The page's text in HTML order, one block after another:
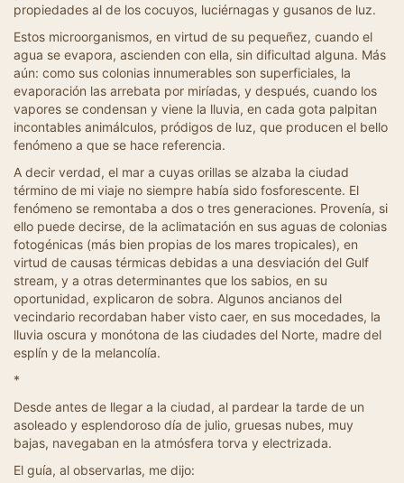
propiedades al de los cocuyos, luciérnagas y gusanos de luz.
Estos microorganismos, en virtud de su pequeñez, cuando el
agua se evapora, ascienden con ella, sin dificultad alguna. Más
aún: como sus colonias innumerables son superficiales, la
evaporación las arrebata por miríadas, y después, cuando los
vapores se condensan y viene la lluvia, en cada gota palpitan
incontables animálculos, pródigos de luz, que producen el bello
fenómeno a que se hace referencia.
A decir verdad, el mar a cuyas orillas se alzaba la ciudad
término de mi viaje no siempre había sido fosforescente. El
fenómeno se remontaba a dos o tres generaciones. Provenía, si
ello puede decirse, de la aclimatación en sus aguas de colonias
fotogénicas (más bien propias de los mares tropicales), en
virtud de causas térmicas debidas a una desviación del Gulf
stream, y a otras determinantes que los sabios, en su
oportunidad, explicaron de sobra. Algunos ancianos del
vecindario recordaban haber visto caer, en sus mocedades, la
lluvia oscura y monótona de las ciudades del Norte, madre del
esplín y de la melancolía.
*
Desde antes de llegar a la ciudad, al pardear la tarde de un
asoleado y esplendoroso día de julio, gruesas nubes, muy
bajas, navegaban en la atmósfera torva y electrizada.
El guía, al observarlas, me dijo: